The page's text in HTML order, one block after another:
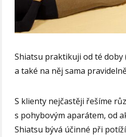
Shiatsu praktikuji od té doby
a také na něj sama
S klienty nejčastěji řešíme
s pohybovým aparátem, od
Shiatsu bývá účinné při